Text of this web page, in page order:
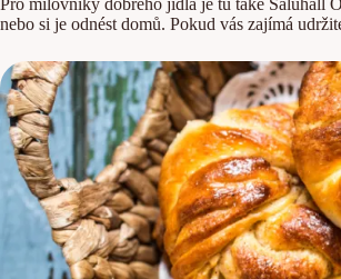
Pro milovníky dobrého jídla je tu také Saluhall
nebo si je odnést domů. Pokud vás zajímá